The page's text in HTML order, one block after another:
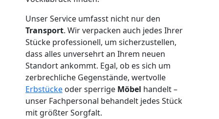
Unser Service umfasst nicht nur den
Transport. Wir verpacken auch jedes Ihrer
Stücke professionell, um sicherzustellen,
dass alles unversehrt an Ihrem neuen
Standort ankommt. Egal, ob es sich um
zerbrechliche Gegenstände, wertvolle
Erbstücke oder sperrige Möbel handelt –
unser Fachpersonal behandelt jedes Stück
mit größter Sorgfalt.
Wolfsberg
Tresortransport
Wolfsberg